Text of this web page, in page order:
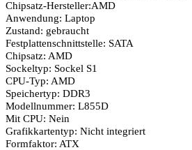
Chipsatz-Hersteller:AMD
Anwendung: Laptop
Zustand: gebraucht
Festplattenschnittstelle: SATA
Chipsatz: AMD
Sockeltyp: Sockel S1
CPU-Typ: AMD
Speichertyp: DDR3
Modellnummer: L855D
Mit CPU: Nein
Grafikkartentyp: Nicht integriert
Formfaktor: ATX